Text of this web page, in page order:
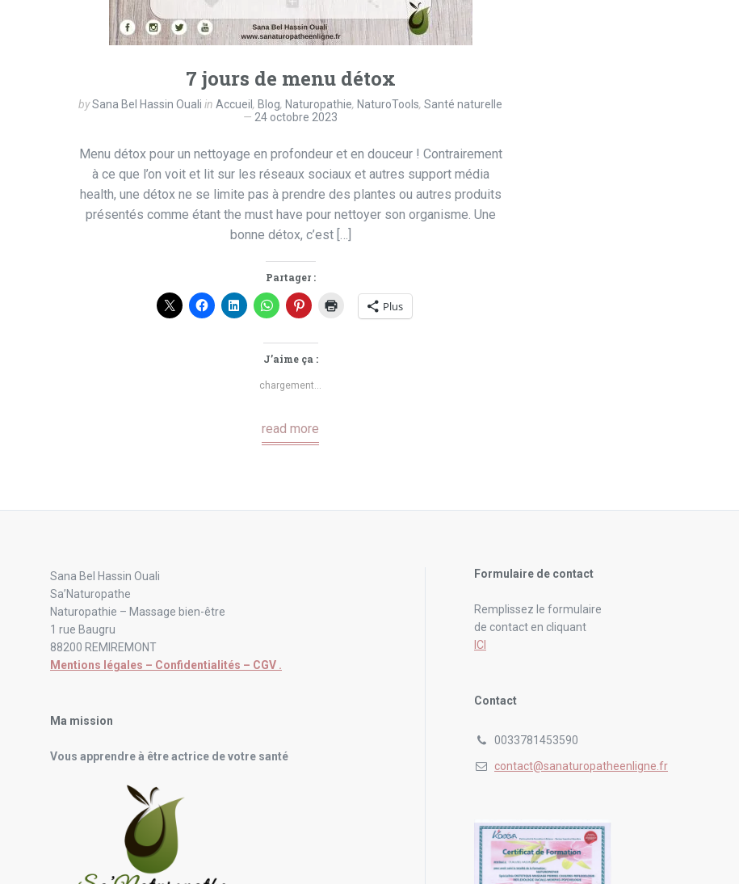
7 jours de menu détox
bySana Bel Hassin Ouali in Accueil , Blog, Naturopathie, NaturoTools, Santé naturelle
24 octobre 2023
Menu détox pour un nettoyage en profondeur et en douceur ! Contrairement
à ce que l’on voit et lit sur les réseaux sociaux et autres support média
health, une détox ne se limite pas à prendre des plantes ou autres produits
présentés comme étant the must have pour nettoyer son organisme. Une
bonne détox, c’est […]
Partager :
Plus
J’aime ça :
chargement…
read more
Sana Bel Hassin Ouali
Sa’Naturopathe
Naturopathie – Massage bien-être
1 rue Baugru
88200 REMIREMONT
Mentions légales – Confidentialités – CGV .
Ma mission
Vous apprendre à être actrice de votre santé
Formulaire de contact
Remplissez le formulaire
de contact en cliquant
ICI
Contact
0033781453590
contact@sanaturopatheenligne.fr